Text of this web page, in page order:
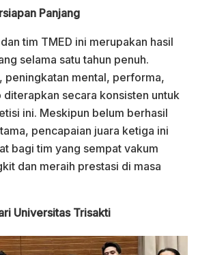
Panjang
tim TMED ini merupakan hasil
selama satu tahun penuh.
peningkatan mental, performa,
secara konsisten untuk
ini. Meskipun belum berhasil
pencapaian juara ketiga ini
bagi tim yang sempat vakum
dan meraih prestasi di masa
Universitas Trisakti